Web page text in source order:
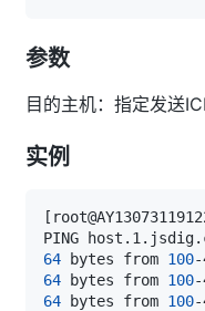
参数
目的主机：指定发送
实例
[
PING
64 bytes from 100-
64 bytes from 100-
64 bytes from 100-